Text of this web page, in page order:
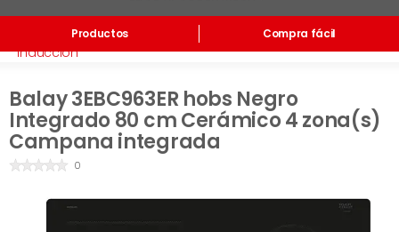
Pedidos online
Mis productos comprados en tienda y online
INFORMACIÓN GENERAL
Productos Compra fácil
Electrohogar Placas de Cocina / Placas
inducción
Balay 3EBC963ER hobs Negro
Integrado 80 cm Cerámico 4 zona(s)
Campana integrada
0